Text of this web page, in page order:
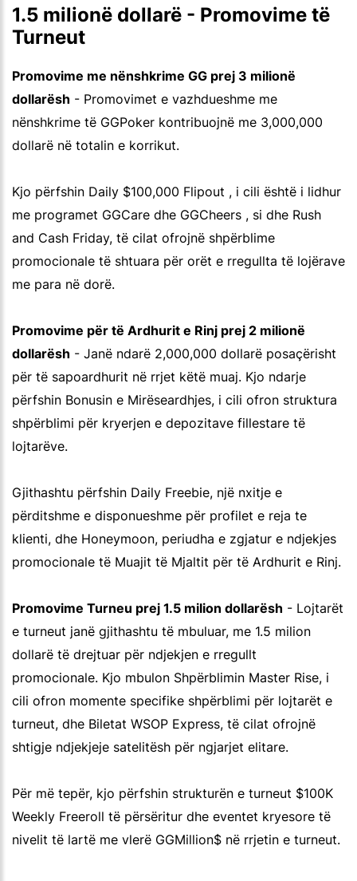
1.5 milionë dollarë - Promovime të
Turneut
Promovime me nënshkrime GG prej 3 milionë
dollarësh - Promovimet e vazhdueshme me
nënshkrime të GGPoker kontribuojnë me 3,000,000
dollarë në totalin e korrikut.
Kjo përfshin Daily $100,000 Flipout , i cili është i lidhur
me programet GGCare dhe GGCheers , si dhe Rush
and Cash Friday, të cilat ofrojnë shpërblime
promocionale të shtuara për orët e rregullta të lojërave
me para në dorë.
Promovime për të Ardhurit e Rinj prej 2 milionë
dollarësh - Janë ndarë 2,000,000 dollarë posaçërisht
për të sapoardhurit në rrjet këtë muaj. Kjo ndarje
përfshin Bonusin e Mirëseardhjes, i cili ofron struktura
shpërblimi për kryerjen e depozitave fillestare të
lojtarëve.
Gjithashtu përfshin Daily Freebie, një nxitje e
përditshme e disponueshme për profilet e reja te
klienti, dhe Honeymoon, periudha e zgjatur e ndjekjes
promocionale të Muajit të Mjaltit për të Ardhurit e Rinj.
Promovime Turneu prej 1.5 milion dollarësh - Lojtarët
e turneut janë gjithashtu të mbuluar, me 1.5 milion
dollarë të drejtuar për ndjekjen e rregullt
promocionale. Kjo mbulon Shpërblimin Master Rise, i
cili ofron momente specifike shpërblimi për lojtarët e
turneut, dhe Biletat WSOP Express, të cilat ofrojnë
shtigje ndjekjeje satelitësh për ngjarjet elitare.
Për më tepër, kjo përfshin strukturën e turneut $100K
Weekly Freeroll të përsëritur dhe eventet kryesore të
nivelit të lartë me vlerë GGMillion$ në rrjetin e turneut.